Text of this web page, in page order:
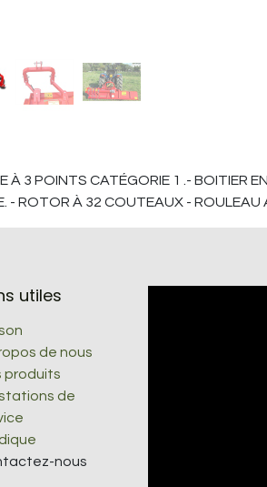
À 3 POINTS CATÉGORIE 1 .- BOITIER
- ROTOR À 32 COUTEAUX - ROULEAU
utiles
de nous
produits
de
nous